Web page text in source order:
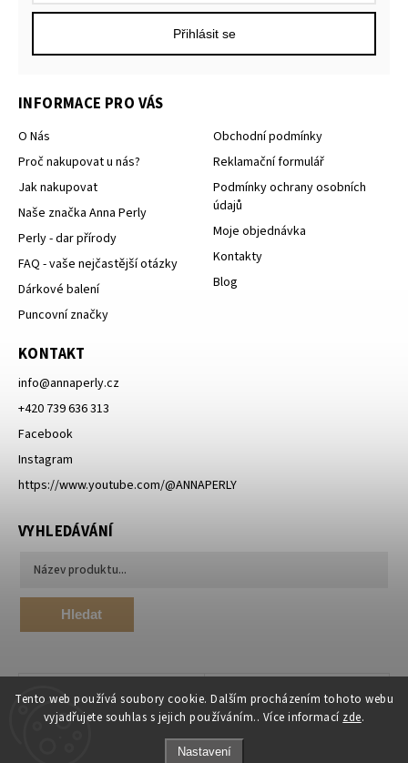
Tento web používá soubory cookie. Dalším procházením tohoto webu
vyjadřujete souhlas s jejich používáním.. Více informací zde.
Nastavení
INFORMACE PRO VÁS
O Nás
Proč nakupovat u nás?
Jak nakupovat
Naše značka Anna Perly
Perly - dar přírody
FAQ - vaše nejčastější otázky
Dárkové balení
Puncovní značky
Obchodní podmínky
Reklamační formulář
Podmínky ochrany osobních
údajů
Moje objednávka
Kontakty
Blog
KONTAKT
info@annaperly.cz
+420 739 636 313
Facebook
Instagram
https://www.youtube.com/@ANNAPERLY
Přihlásit se
VYHLEDÁVÁNÍ
Hledat